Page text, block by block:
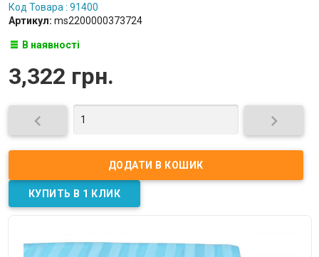
Код Товара : 91400
Артикул: ms2200000373724
В наявності
3,322 грн.
 